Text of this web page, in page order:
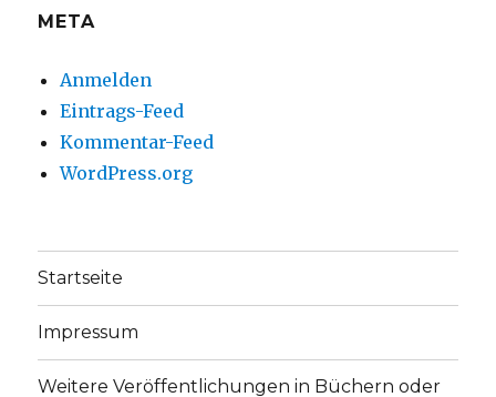
META
Anmelden
Eintrags-Feed
Kommentar-Feed
WordPress.org
Startseite
Impressum
Weitere Veröffentlichungen in Büchern oder